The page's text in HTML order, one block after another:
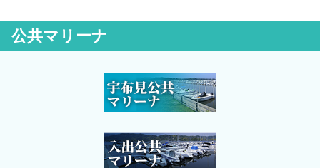
公共マリーナ